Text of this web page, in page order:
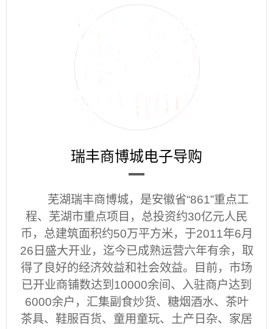
瑞丰商博城电子导购
芜湖瑞丰商博城，是安徽省“861”重点工
程、芜湖市重点项目，总投资约30亿元人民
币，总建筑面积约50万平方米，于2011年6月
26日盛大开业，迄今已成熟运营六年有余，取
得了良好的经济效益和社会效益。目前，市场
已开业商铺数达到10000余间、入驻商户达到
6000余户，汇集副食炒货、糖烟酒水、茶叶
茶具、鞋服百货、童用童玩、土产日杂、家居